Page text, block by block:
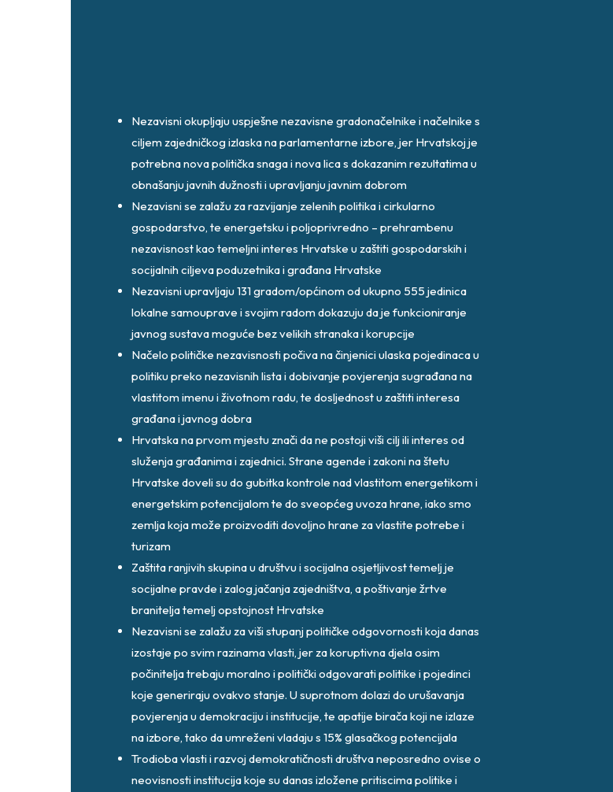
Nezavisni okupljaju uspješne nezavisne gradonačelnike i načelnike s
ciljem zajedničkog izlaska na parlamentarne izbore, jer Hrvatskoj je
potrebna nova politička snaga i nova lica s dokazanim rezultatima u
obnašanju javnih dužnosti i upravljanju javnim dobrom
Nezavisni se zalažu za razvijanje zelenih politika i cirkularno
gospodarstvo, te energetsku i poljoprivredno – prehrambenu
nezavisnost kao temeljni interes Hrvatske u zaštiti gospodarskih i
socijalnih ciljeva poduzetnika i građana Hrvatske
Nezavisni upravljaju 131 gradom/općinom od ukupno 555 jedinica
lokalne samouprave i svojim radom dokazuju da je funkcioniranje
javnog sustava moguće bez velikih stranaka i korupcije
Načelo političke nezavisnosti počiva na činjenici ulaska pojedinaca u
politiku preko nezavisnih lista i dobivanje povjerenja sugrađana na
vlastitom imenu i životnom radu, te dosljednost u zaštiti interesa
građana i javnog dobra
Hrvatska na prvom mjestu znači da ne postoji viši cilj ili interes od
služenja građanima i zajednici. Strane agende i zakoni na štetu
Hrvatske doveli su do gubitka kontrole nad vlastitom energetikom i
energetskim potencijalom te do sveopćeg uvoza hrane, iako smo
zemlja koja može proizvoditi dovoljno hrane za vlastite potrebe i
turizam
Zaštita ranjivih skupina u društvu i socijalna osjetljivost temelj je
socijalne pravde i zalog jačanja zajedništva, a poštivanje žrtve
branitelja temelj opstojnost Hrvatske
Nezavisni se zalažu za viši stupanj političke odgovornosti koja danas
izostaje po svim razinama vlasti, jer za koruptivna djela osim
počinitelja trebaju moralno i politički odgovarati politike i pojedinci
koje generiraju ovakvo stanje. U suprotnom dolazi do urušavanja
povjerenja u demokraciju i institucije, te apatije birača koji ne izlaze
na izbore, tako da umreženi vladaju s 15% glasačkog potencijala
Trodioba vlasti i razvoj demokratičnosti društva neposredno ovise o
neovisnosti institucija koje su danas izložene pritiscima politike i